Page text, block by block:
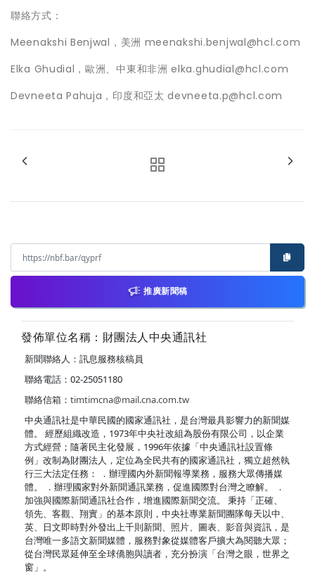
聯絡方式：
Meenakshi Benjwal，美洲 meenakshi.benjwal@hcl.com
Elka Ghudial，歐洲、中東和非洲 elka.ghudial@hcl.com
Devneeta Pahuja，印度和亞太 devneeta.p@hcl.com
推廣新聞稿
發佈單位名稱：財團法人中央通訊社
新聞聯絡人：訊息服務核稿員
聯絡電話：02-25051180
聯絡信箱： timtimcna@mail.cna.com.tw
中央通訊社是中華民國的國家通訊社，是台灣最具影響力的新聞媒
體。 經歷組織改造，1973年中央社改組為股份有限公司，以企業
方式經營；隨著民主化發展，1996年依據「中央通訊社設置條
例」改制為財團法人，定位為全民共有的國家通訊社，獨立超然執
行三大法定任務： ．辦理國內外新聞報導業務，服務大眾傳播媒
體。 ．辦理國家對外新聞通訊業務，促進國際對台灣之瞭解。 ．
加強與國際新聞通訊社合作，增進國際新聞交流。 秉持「正確、
領先、客觀、翔實」的基本原則，中央社專業新聞團隊每天以中、
英、日文即時對外發出上千則新聞、照片、圖表、影音與資訊，是
台灣唯一多語文新聞媒體，服務對象從媒體客戶擴大為閱聽大眾；
從台灣民眾延伸至全球僑胞與讀者，充分扮演「台灣之眼，世界之
窗」。